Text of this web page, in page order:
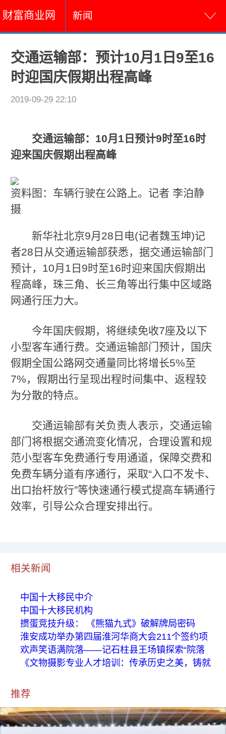
财富商业网 新闻
交通运输部：预计10月1日9至16
时迎国庆假期出程高峰
2019-09-29 22:10
交通运输部：10月1日预计9时至16时
迎来国庆假期出程高峰
资料图：车辆行驶在公路上。记者 李泊静
摄
新华社北京9月28日电(记者魏玉坤)记
者28日从交通运输部获悉，据交通运输部门
预计，10月1日9时至16时迎来国庆假期出
程高峰，珠三角、长三角等出行集中区域路
网通行压力大。
今年国庆假期，将继续免收7座及以下
小型客车通行费。交通运输部门预计，国庆
假期全国公路网交通量同比将增长5%至
7%，假期出行呈现出程时间集中、返程较
为分散的特点。
交通运输部有关负责人表示，交通运输
部门将根据交通流变化情况，合理设置和规
范小型客车免费通行专用通道，保障交费和
免费车辆分道有序通行，采取“入口不发卡、
出口抬杆放行”等快速通行模式提高车辆通行
效率，引导公众合理安排出行。
相关新闻
中国十大移民中介
中国十大移民机构
掼蛋竞技升级： 《熊猫九式》破解牌局密码
淮安成功举办第四届淮河华商大会211个签约项
欢声笑语满院落——记石柱县王场镇探索“院落
《文物摄影专业人才培训：传承历史之美，铸就
推荐